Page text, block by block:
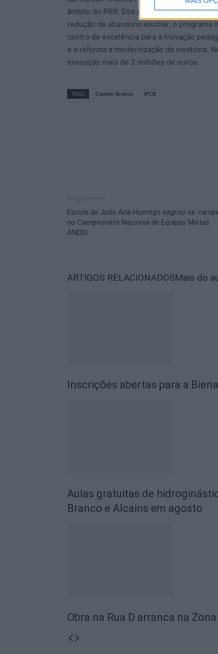
âmbito do PRR. Dos projetos em curso,
redução de abandono escolar, o programa
centro de excelência para a inovação
e a reforma e modernização da medicina.
execução mais de 2 milhões de euros.
TAGS Castelo Branco IPCB
Escola de Judo Ana Hormigo sagrou-se
no Campeonato Nacional de Equipas Mistas
ANDDI
ARTIGOS RELACIONADOSMais do
Inscrições abertas para a
Aulas gratuitas de
Branco e Alcains em agosto
Obra na Rua D arranca na